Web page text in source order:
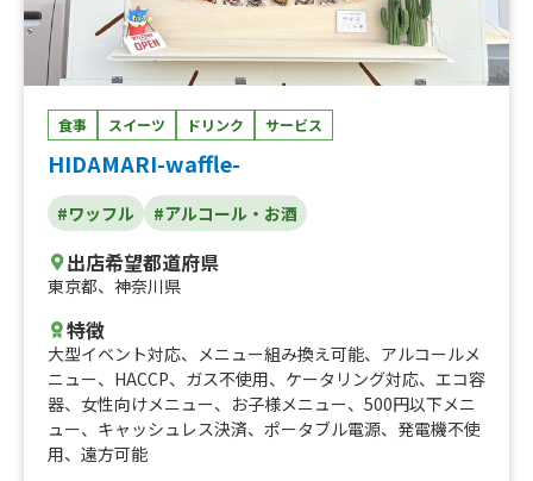
食事 スイーツ ドリンク サービス
HIDAMARI-waffle-
#ワッフル #アルコール・お酒
出店希望都道府県
東京都、 神奈川県
特徴
大型イベント対応、 メニュー組み換え可能、 アルコールメ
ニュー、 HACCP、 ガス不使用、 ケータリング対応、 エコ容
器、 女性向けメニュー、 お子様メニュー、 500円以下メニ
ュー、 キャッシュレス決済、 ポータブル電源、 発電機不使
用、 遠方可能